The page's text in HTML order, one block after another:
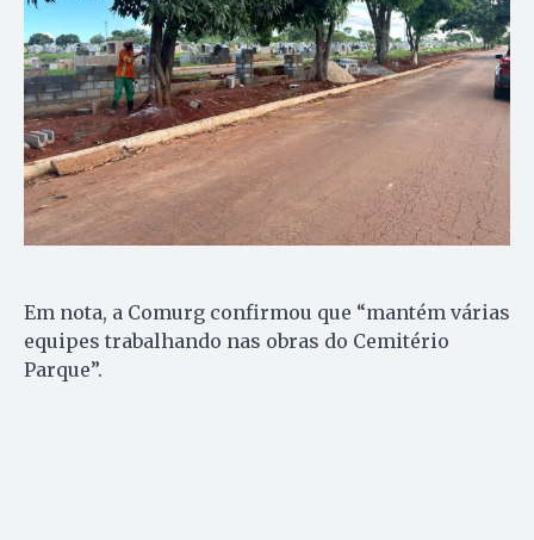
Em nota, a Comurg confirmou que “mantém várias
equipes trabalhando nas obras do Cemitério
Parque”.